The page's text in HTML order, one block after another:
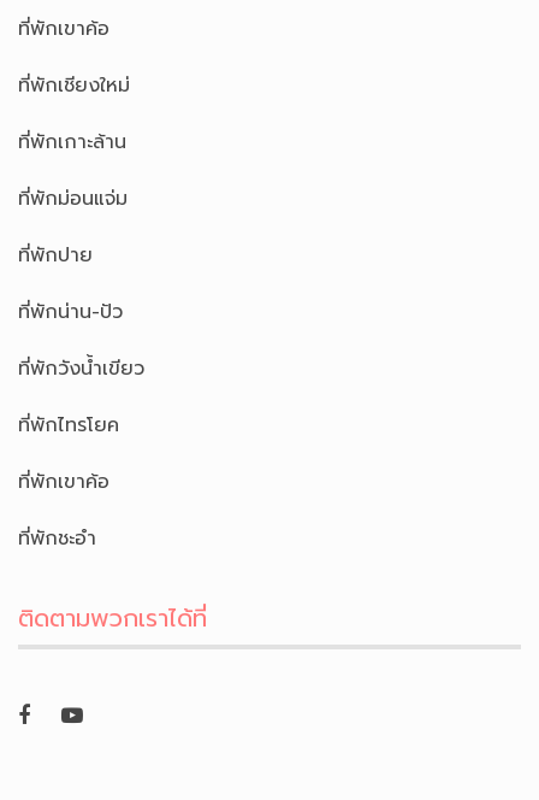
ที่พักเขาค้อ
ที่พักเชียงใหม่
ที่พักเกาะล้าน
ที่พักม่อนแจ่ม
ที่พักปาย
ที่พักน่าน-ปัว
ที่พักวังน้ำเขียว
ที่พักไทรโยค
ที่พักเขาค้อ
ที่พักชะอำ
ติดตามพวกเราได้ที่